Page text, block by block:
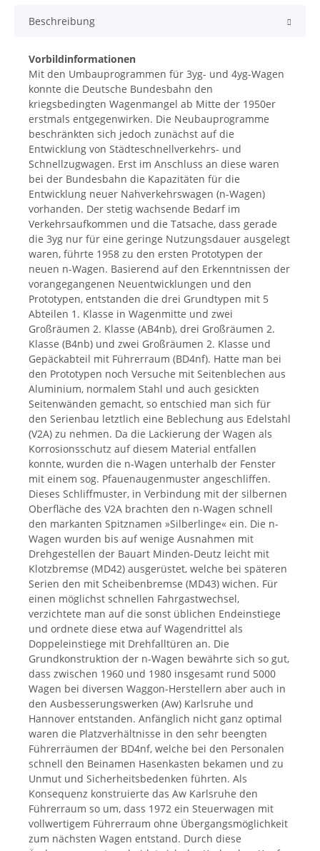
Beschreibung
Vorbildinformationen
Mit den Umbauprogrammen für 3yg- und 4yg-Wagen
konnte die Deutsche Bundesbahn den
kriegsbedingten Wagenmangel ab Mitte der 1950er
erstmals entgegenwirken. Die Neubauprogramme
beschränkten sich jedoch zunächst auf die
Entwicklung von Städteschnellverkehrs- und
Schnellzugwagen. Erst im Anschluss an diese waren
bei der Bundesbahn die Kapazitäten für die
Entwicklung neuer Nahverkehrswagen (n-Wagen)
vorhanden. Der stetig wachsende Bedarf im
Verkehrsaufkommen und die Tatsache, dass gerade
die 3yg nur für eine geringe Nutzungsdauer ausgelegt
waren, führte 1958 zu den ersten Prototypen der
neuen n-Wagen. Basierend auf den Erkenntnissen der
vorangegangenen Neuentwicklungen und den
Prototypen, entstanden die drei Grundtypen mit 5
Abteilen 1. Klasse in Wagenmitte und zwei
Großräumen 2. Klasse (AB4nb), drei Großräumen 2.
Klasse (B4nb) und zwei Großräumen 2. Klasse und
Gepäckabteil mit Führerraum (BD4nf). Hatte man bei
den Prototypen noch Versuche mit Seitenblechen aus
Aluminium, normalem Stahl und auch gesickten
Seitenwänden gemacht, so entschied man sich für
den Serienbau letztlich eine Beblechung aus Edelstahl
(V2A) zu nehmen. Da die Lackierung der Wagen als
Korrosionsschutz auf diesem Material entfallen
konnte, wurden die n-Wagen unterhalb der Fenster
mit einem sog. Pfauenaugenmuster angeschliffen.
Dieses Schliffmuster, in Verbindung mit der silbernen
Oberfläche des V2A brachten den n-Wagen schnell
den markanten Spitznamen »Silberlinge« ein. Die n-
Wagen wurden bis auf wenige Ausnahmen mit
Drehgestellen der Bauart Minden-Deutz leicht mit
Klotzbremse (MD42) ausgerüstet, welche bei späteren
Serien den mit Scheibenbremse (MD43) wichen. Für
einen möglichst schnellen Fahrgastwechsel,
verzichtete man auf die sonst üblichen Endeinstiege
und ordnete diese etwa auf Wagendrittel als
Doppeleinstiege mit Drehfalltüren an. Die
Grundkonstruktion der n-Wagen bewährte sich so gut,
dass zwischen 1960 und 1980 insgesamt rund 5000
Wagen bei diversen Waggon-Herstellern aber auch in
den Ausbesserungswerken (Aw) Karlsruhe und
Hannover entstanden. Anfänglich nicht ganz optimal
waren die Platzverhältnisse in den sehr beengten
Führerräumen der BD4nf, welche bei den Personalen
schnell den Beinamen Hasenkasten bekamen und zu
Unmut und Sicherheitsbedenken führten. Als
Konsequenz konstruierte das Aw Karlsruhe den
Führerraum so um, dass 1972 ein Steuerwagen mit
vollwertigem Führerraum ohne Übergangsmöglichkeit
zum nächsten Wagen entstand. Durch diese